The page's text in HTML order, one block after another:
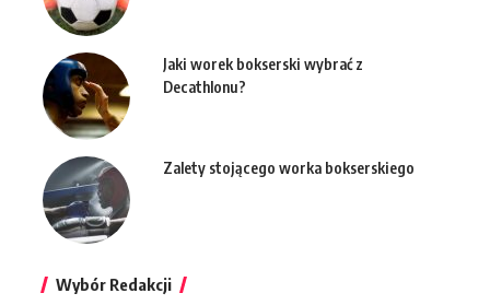
Jaki worek bokserski wybrać z
Decathlonu?
Zalety stojącego worka bokserskiego
Wybór Redakcji